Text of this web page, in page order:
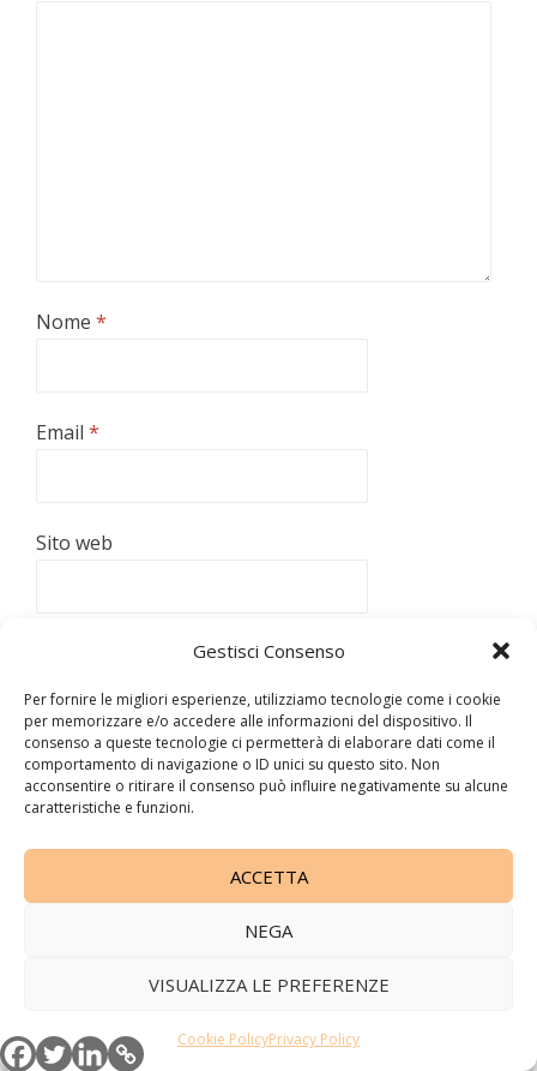
Gestisci Consenso
Per fornire le migliori esperienze, utilizziamo tecnologie come i cookie
per memorizzare e/o accedere alle informazioni del dispositivo. Il
consenso a queste tecnologie ci permetterà di elaborare dati come il
comportamento di navigazione o ID unici su questo sito. Non
acconsentire o ritirare il consenso può influire negativamente su alcune
caratteristiche e funzioni.
ACCETTA
NEGA
VISUALIZZA LE PREFERENZE
Cookie PolicyPrivacy Policy
Nome *
Email *
Sito web
Questo sito utilizza Akismet per ridurre lo spam.Scopri
come vengono elaborati i dati derivati dai commenti.
La cacciatrice di storie
Privacy Policy |Cookies Policy